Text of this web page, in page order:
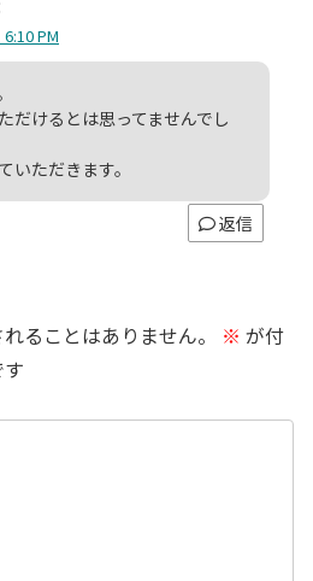
PM
だけるとは思ってませんでし
いただきます。
返信
ることはありません。 ※ が付